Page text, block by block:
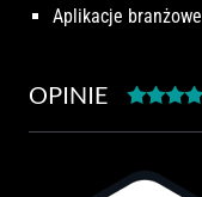
Aplikacje branżowe
OPINIE